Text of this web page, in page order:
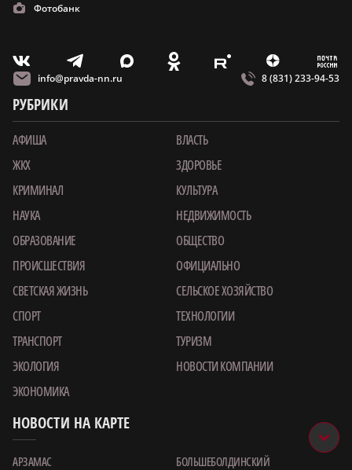
Фотобанк
V T X O E Z m
info@pravda-nn.ru 8 (831) 233-94-53
РУБРИКИ
АФИША
ВЛАСТЬ
ЖКХ
ЗДОРОВЬЕ
КРИМИНАЛ
КУЛЬТУРА
НАУКА
НЕДВИЖИМОСТЬ
ОБРАЗОВАНИЕ
ОБЩЕСТВО
ПРОИСШЕСТВИЯ
ОФИЦИАЛЬНО
СВЕТСКАЯ ЖИЗНЬ
СЕЛЬСКОЕ ХОЗЯЙСТВО
СПОРТ
ТЕХНОЛОГИИ
ТРАНСПОРТ
ТУРИЗМ
ЭКОЛОГИЯ
НОВОСТИ КОМПАНИИ
ЭКОНОМИКА
НОВОСТИ НА КАРТЕ
АРЗАМАС
БОЛЬШЕБОЛДИНСКИЙ